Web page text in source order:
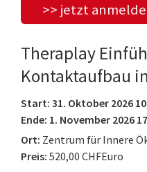
>> jetzt
Theraplay
Kontaktaufbau
Start: 31. Oktober 2026
Ende: 1. November 2026
Ort: Zentrum für Innere
Preis: 520,00 CHFEuro